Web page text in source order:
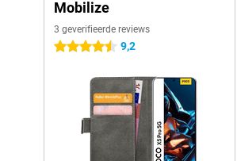
Mobilize
3 geverifieerde reviews
4.5 sterren 9,2